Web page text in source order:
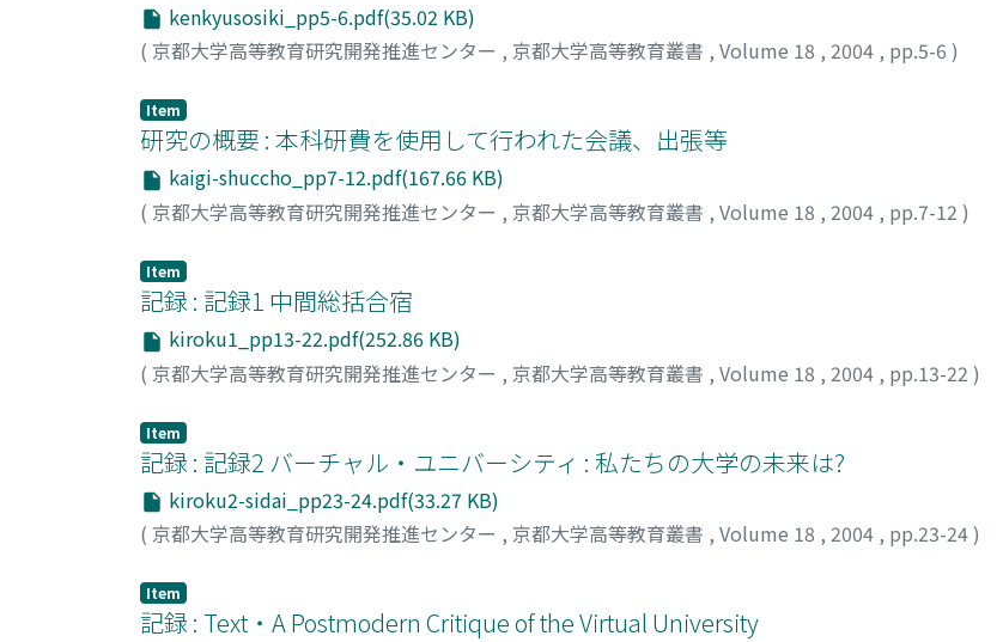
kenkyusosiki_pp5-6.pdf(35.02 KB)
( 京都大学高等教育研究開発推進センター , 京都大学高等教育叢書 , Volume 18 , 2004 , pp.5-6 )
Item
研究の概要 : 本科研費を使用して行われた会議、出張等
kaigi-shuccho_pp7-12.pdf(167.66 KB)
( 京都大学高等教育研究開発推進センター , 京都大学高等教育叢書 , Volume 18 , 2004 , pp.7-12 )
Item
記録 : 記録1 中間総括合宿
kiroku1_pp13-22.pdf(252.86 KB)
( 京都大学高等教育研究開発推進センター , 京都大学高等教育叢書 , Volume 18 , 2004 , pp.13-22 )
Item
記録 : 記録2 バーチャル・ユニバーシティ : 私たちの大学の未来は?
kiroku2-sidai_pp23-24.pdf(33.27 KB)
( 京都大学高等教育研究開発推進センター , 京都大学高等教育叢書 , Volume 18 , 2004 , pp.23-24)
Item
記録 : Text・A Postmodern Critique of the Virtual University